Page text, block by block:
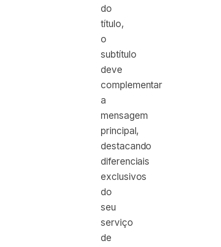
do
título,
o
subtítulo
deve
complementar
a
mensagem
principal,
destacando
diferenciais
exclusivos
do
seu
serviço
de